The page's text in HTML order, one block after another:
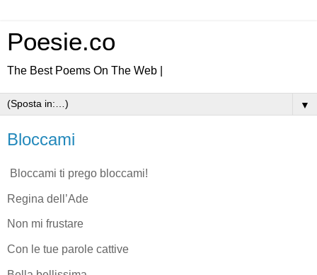
Poesie.co
The Best Poems On The Web |
▼
Bloccami
Bloccami ti prego bloccami!
Regina dell’Ade
Non mi frustare
Con le tue parole cattive